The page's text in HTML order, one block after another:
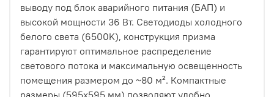
выводу под блок аварийного питания (БАП) и
высокой мощности 36 Вт. Светодиоды холодного
белого света (6500K), конструкция призма
гарантируют оптимальное распределение
светового потока и максимальную освещенность
помещения размером до ~80 м². Компактные